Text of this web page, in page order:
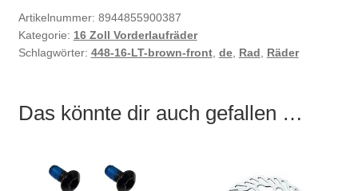
Artikelnummer: 8944855900387
Kategorie: 16 Zoll Vorderlaufräder
Schlagwörter: 448-16-LT-brown-front, de, Rad, Räder
Das könnte dir auch gefallen …